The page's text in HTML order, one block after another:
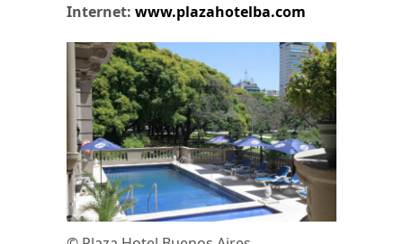
Internet: www.plazahotelba.com